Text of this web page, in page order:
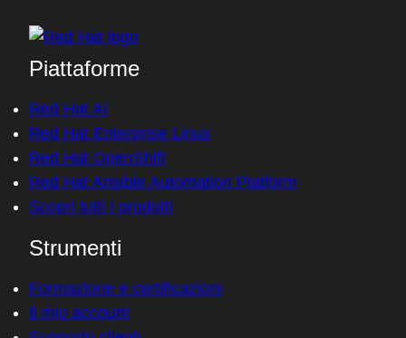
Piattaforme
Red Hat AI
Red Hat Enterprise Linux
Red Hat OpenShift
Red Hat Ansible Automation Platform
Scopri tutti i prodotti
Strumenti
Formazione e certificazioni
Il mio account